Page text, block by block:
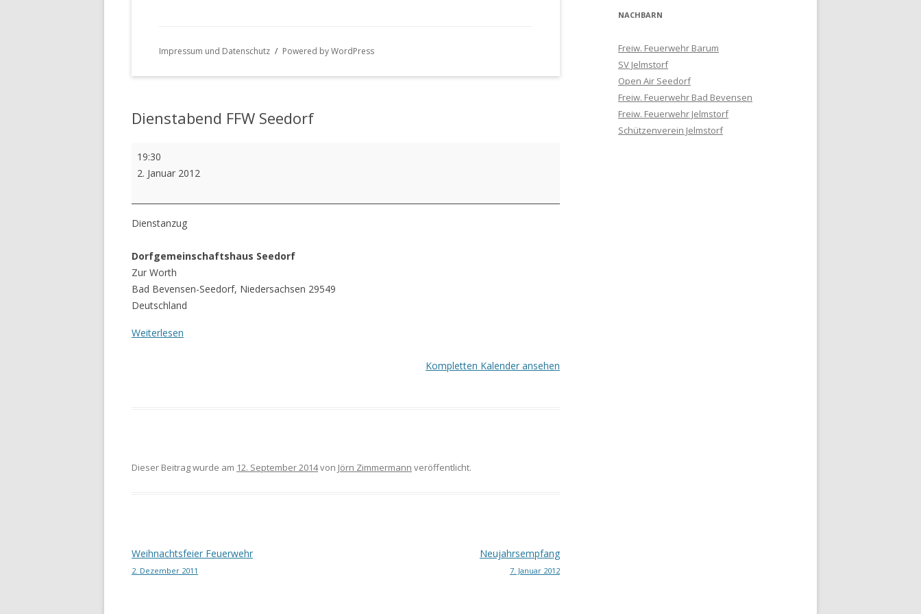
g
e
Impressum und Datenschutz Powered by WordPress
Dienstabend FFW Seedorf
Dienstabend
FFW
Seedorf
19:30
2. Januar 2012
Dienstanzug
Dorfgemeinschaftshaus Seedorf
Zur Worth
Bad Bevensen-Seedorf, Niedersachsen 29549
Deutschland
Weiterlesen
Kompletten Kalender ansehen
Dieser Beitrag wurde am 12. September 2014von Jörn Zimmermann veröffentlicht.
Beitragsnavigation
Weihnachtsfeier Feuerwehr
2. Dezember 2011
Neujahrsempfang
7. Januar 2012
NACHBARN
Freiw. Feuerwehr Barum
SV Jelmstorf
Open Air Seedorf
Freiw. Feuerwehr Bad Bevensen
Freiw. Feuerwehr Jelmstorf
Schützenverein Jelmstorf